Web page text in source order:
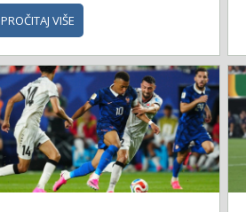
PROČITAJ VIŠE